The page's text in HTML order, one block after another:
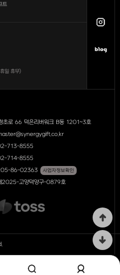
트
일 휴무)
초로 66 덕은리버워크 B동 1201~3호
713-8555
714-8555
86-02363 사업자정보확인
2025-고양덕양구-0879호